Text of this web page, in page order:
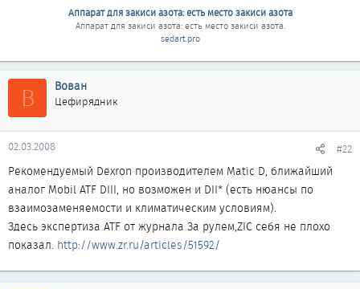
Аппарат для закиси азота: есть место закиси азота
Аппарат для закиси азота: есть место закиси азота.
sedart.pro
В Вован
Цефирядник
02.03.2008 #22
Рекомендуемый Dexron производителем Matic D, ближайший
аналог Mobil ATF DIII, но возможен и DII* (есть нюансы по
взаимозаменяемости и климатическим условиям).
Здесь экспертиза ATF от журнала За рулем,ZIC себя не плохо
показал. http://www.zr.ru/articles/51592/